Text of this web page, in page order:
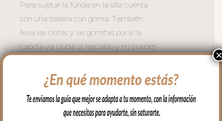
Para sujetar la funda en la silla cuenta
con una trasera con goma. También
lleva las cintas y las gomitas por si la
capota va unida al respaldo y no puedes
sujeción adicional el S_PLUS para
conseguir que a la funda quede mejor
sujeta al respaldo. Son unas cintas que
pasas por las aberturas de los arneses en
×